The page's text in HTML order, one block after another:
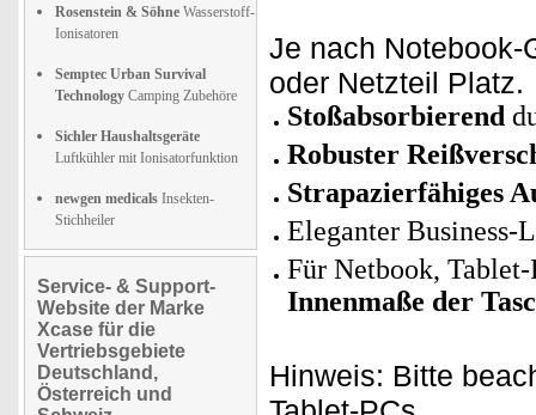
Rosenstein & Söhne Wasserstoff-
Ionisatoren
Semptec Urban Survival
Technology Camping Zubehöre
Sichler Haushaltsgeräte
Luftkühler mit Ionisatorfunktion
newgen medicals Insekten-
Stichheiler
Service- & Support-
Website der Marke
Xcase für die
Vertriebsgebiete
Deutschland,
Österreich und
Je nach Notebook-
oder Netzteil Platz.
Stoßabsorbierend
Robuster
Strapazierfähiges
Eleganter
Für Netbook,
Innenmaße der
Hinweis: Bitte